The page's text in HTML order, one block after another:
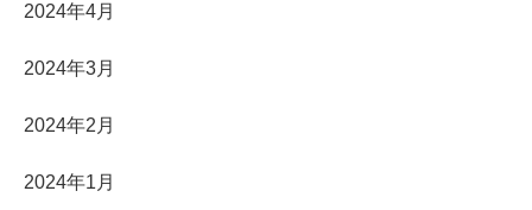
2024年4月
2024年3月
2024年2月
2024年1月